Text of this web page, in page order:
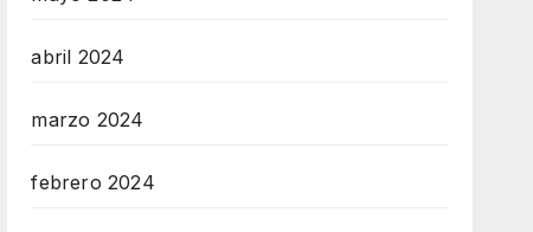
abril 2024
marzo 2024
febrero 2024